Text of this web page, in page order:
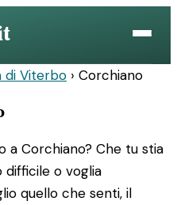
di Viterbo › Corchiano
a Corchiano? Che tu stia
o voglia
quello che senti, il